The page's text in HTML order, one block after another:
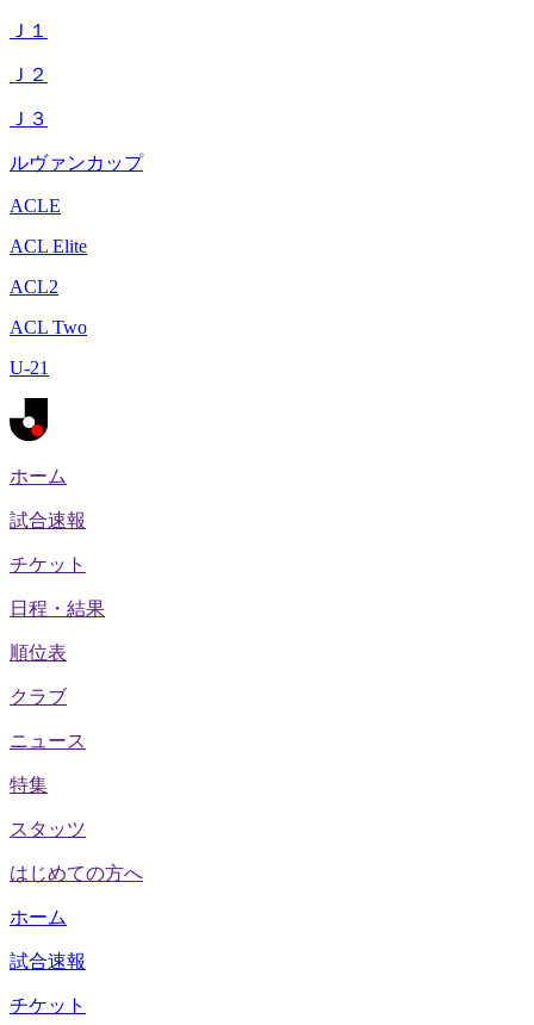
Ｊ１
Ｊ２
Ｊ３
ルヴァンカップ
ACLE
ACL Elite
ACL2
ACL Two
U-21
ホーム
試合速報
チケット
日程・結果
順位表
クラブ
ニュース
特集
スタッツ
はじめての方へ
ホーム
試合速報
チケット